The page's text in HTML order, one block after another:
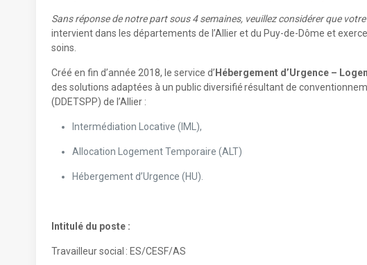
Sans réponse de notre part sous 4 semaines, veuillez considérer que
intervient dans les départements de l’Allier et du Puy-de-Dôme et
soins.
Créé en fin d’année 2018, le service d’ Hébergement d’Urgence –
des solutions adaptées à un public diversifié résultant de
(DDETSPP) de l’Allier :
Intermédiation Locative (IML),
Allocation Logement Temporaire (ALT)
Hébergement d’Urgence (HU).
Intitulé du poste :
Travailleur social : ES/CESF/AS